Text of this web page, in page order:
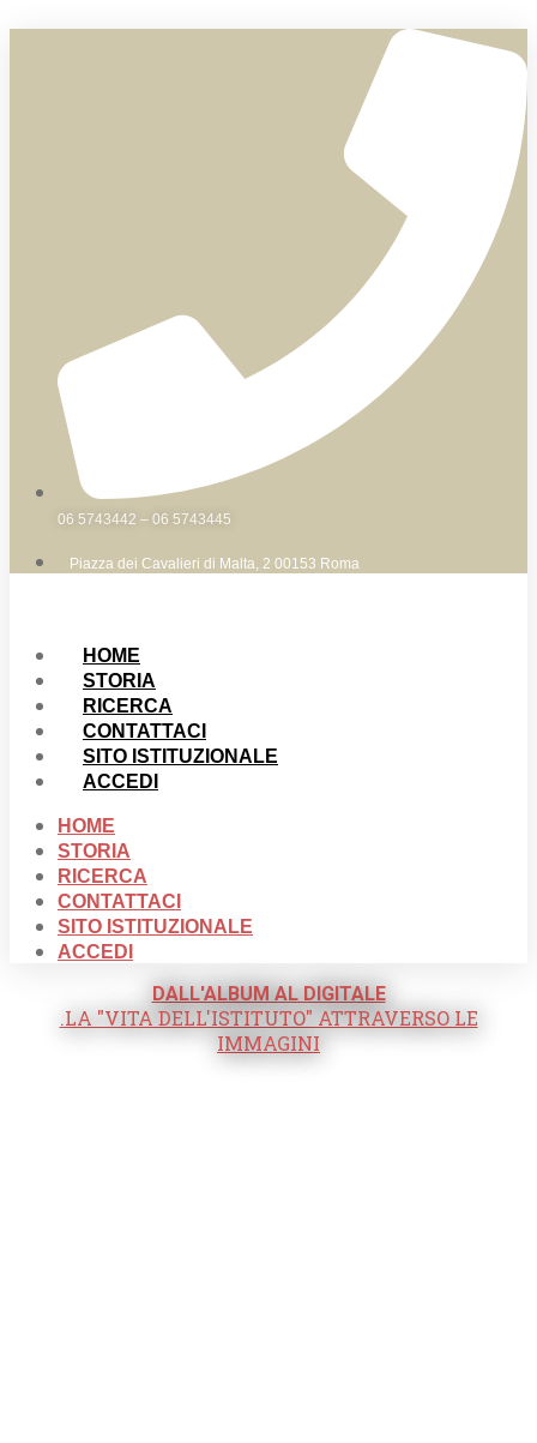
06 5743442 – 06 5743445
Piazza dei Cavalieri di Malta, 2 00153 Roma
HOME
STORIA
RICERCA
CONTATTACI
SITO ISTITUZIONALE
ACCEDI
HOME
STORIA
RICERCA
CONTATTACI
SITO ISTITUZIONALE
ACCEDI
DALL'ALBUM AL DIGITALE
.LA "VITA DELL'ISTITUTO" ATTRAVERSO LE
IMMAGINI